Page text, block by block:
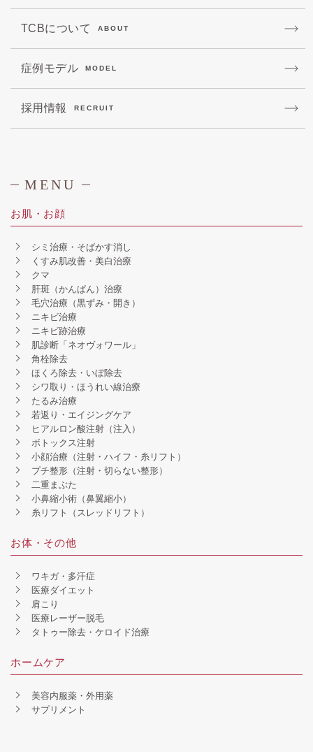
TCBについて ABOUT
症例モデル MODEL
採用情報 RECRUIT
MENU
お肌・お顔
シミ治療・そばかす消し
くすみ肌改善・美白治療
クマ
肝斑（かんぱん）治療
毛穴治療（黒ずみ・開き）
ニキビ治療
ニキビ跡治療
肌診断「ネオヴォワール」
角栓除去
ほくろ除去・いぼ除去
シワ取り・ほうれい線治療
たるみ治療
若返り・エイジングケア
ヒアルロン酸注射（注入）
ボトックス注射
小顔治療（注射・ハイフ・糸リフト）
プチ整形（注射・切らない整形）
二重まぶた
小鼻縮小術（鼻翼縮小）
糸リフト（スレッドリフト）
お体・その他
ワキガ・多汗症
医療ダイエット
肩こり
医療レーザー脱毛
タトゥー除去・ケロイド治療
ホームケア
美容内服薬・外用薬
サプリメント